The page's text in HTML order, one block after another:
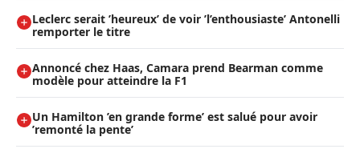
Leclerc serait ’heureux’ de voir ’l’enthousiaste’ Antonelli
remporter le titre
Annoncé chez Haas, Camara prend Bearman comme
modèle pour atteindre la F1
Un Hamilton ’en grande forme’ est salué pour avoir
’remonté la pente’